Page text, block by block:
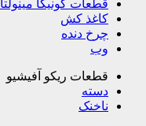
قطعات کونیکا مینولتا
کاغذ کش
چرخ دنده
وب
قطعات ریکو آفیشیو
دسته
ناخنک